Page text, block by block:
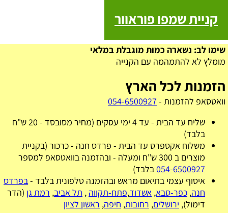
קניית שמפו פוראוור
שימו לב: נשארה כמות מוגבלת במלאי
מומלץ לא להתמהמה עם הקנייה
הזמנות לכל הארץ
וואטסאפ להזמנות - 054-6500927
שליח עד הבית - עד 4 ימי עסקים (מחיר מסובסד - 20 ש"ח
בלבד)
משלוח אקספרס עד הבית - פרדס חנה - כרכור (בקניית
מוצרים ב 300 ש"ח ומעלה - ובהזמנה בוואטסאפ למספר
054-6500927בלבד)
איסוף עצמי בתיאום מראש ובהזמנה טלפונית בלבד -בפרדס
חנה, כפר-סבא, אשדוד,פתח-תקווה , תל אביב, רמת גן (הדר
דימול), ירושלים, רחובות, חיפה, ראשון לציון